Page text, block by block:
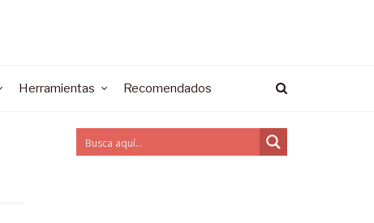
Herramientas Recomendados